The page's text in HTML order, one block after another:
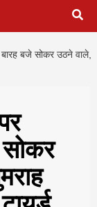
बजे सोकर उठने वाले,
सोकर